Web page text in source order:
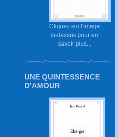
Cliquez sur l'image
ci-dessus pour en
savoir plus...
UNE QUINTESSENCE
D'AMOUR